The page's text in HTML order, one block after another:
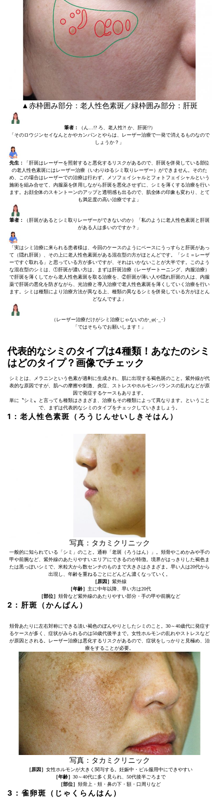
▲赤枠囲み部分：老人性色素斑／緑枠囲み部分：肝斑
筆者：
（ん…!? ろ、老人性?! か、肝斑!?）
「そのロウジンセイなんとかやカンパンとやらは、レーザー治療で一発で消えるものなので
しょうか？」
先生：
「肝斑はレーザーを照射すると悪化するリスクがあるので、肝斑を併発している部位
の老人性色素斑にはレーザー治療（いわりゆるシミ取りレーザー）ができません。そのた
め、この場合はレーザーでの治療は行わず、メソフェイシャルとフォトフェイシャルという
施術を組み合せて、内服薬を併用しながら肝斑を悪化させずに、シミを薄くする治療を行い
ます。お顔全体のスキントーンのアップと透明感も出るので、肌全体の印象も変わり、とて
も満足度の高い治療ですよ」
筆者：
（肝斑があるとシミ取りレーザーができないのか）「私のように老人性色素斑と肝斑
がある人は多いのですか？」
「実はシミ治療に来られる患者様は、今回のケースのようにベースにうっすらと肝斑があっ
て（隠れ肝斑）、その上に老人性色素斑がある混在型の方がほとんどです。「シミ＝レーザ
ーですぐ取れる」と思っている方が多いですが、それはいかないことが大半です。このよう
な混在型のシミは、①肝斑が濃い方は、まずは肝斑治療（レーザートーニング、内服治療）
で肝斑を薄くしてから老人性色素斑を取る治療を、②肝斑が薄い人や隠れ肝斑の人は、内服
薬で肝斑の悪化を防ぎながら、光治療と導入治療で老人性色素斑を薄くしていく治療を行い
ます。シミは種類により治療方法が異なる上、種類の異なるシミを併発している方がほとん
どなんですよ」
（レーザー治療だけがシミ治療じゃないのか_φ(･_･）
「ではそちらでお願いします！」
代表的なシミのタイプは4種類！あなたのシミ
はどのタイプ？画像でチェック
シミとは、メラニンという色素が過剰に生成され、肌に出現する褐色斑のこと。紫外線が代
表的な原因ですが、肌への摩擦や刺激、炎症、ストレスやホルモンバランスの乱れなどが原
因で発症するケースもあります。
単に〝シミ〟と言っても種類はさまざま、治療もその種類によって異なります。ということ
で、まずは代表的なシミのタイプをチェックしていきましょう。
1：老人性色素斑（ろうじんせいしきそはん）
写真：タカミクリニック
一般的に知られている「シミ」のこと。通称「老斑（ろうはん）」。頬骨やこめかみや手の
甲や前腕など、紫外線のあたりやすいエリアにできるのが特徴。境界がはっきりした褐色ま
たは黒っぽいシミで、米粒大から数センチのものまで大きさはさまざま。早い人は20代から
出現し、年齢を重ねるごとにどんどん濃くなっていく。
［原因］ 紫外線
［年齢］ 主に中年以降、早い方は20代
［部位］ 頬骨など紫外線のあたりやすい部分・手の甲や前腕など
2：肝斑（かんぱん）
頬骨あたりに左右対称にできる淡い褐色のぼんやりとしたシミのこと。30～40歳代に発症す
るケースが多く、症状がみられるのは50歳代後半まで。女性ホルモンの乱れやストレスなど
が原因とされる。レーザー治療は悪化するリスクがあるので、症状をしっかりと見極め、治
療をすることが必要。
写真：タカミクリニック
［原因］ 女性ホルモンが大きく関与する。妊娠中・ピル服用中にできやすい
［年齢］ 30～40代に多く見られ、50代後半ごろまで
［部位］ 頬骨上・頬・鼻の下・額・口周りなど
3：雀卵斑（じゃくらんはん）